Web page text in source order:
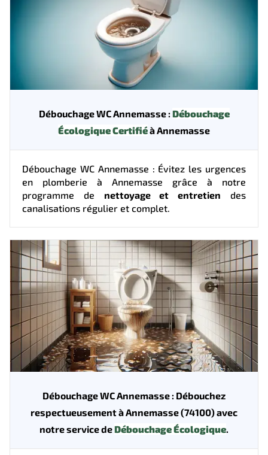
Débouchage WC Annemasse : Débouchage
Écologique Certifiéà Annemasse
Débouchage WC Annemasse : Évitez les urgences
en plomberie à Annemasse grâce à notre
programme de nettoyage et entretien des
canalisations régulier et complet.
Débouchage WC Annemasse : Débouchez
respectueusement à Annemasse (74100) avec
notre service deDébouchage Écologique.